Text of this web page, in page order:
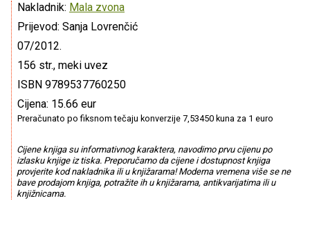
Nakladnik: Mala zvona
Prijevod: Sanja Lovrenčić
07/2012.
156 str., meki uvez
ISBN 9789537760250
Cijena: 15.66 eur
Preračunato po fiksnom tečaju konverzije 7,53450 kuna za 1 euro
Cijene knjiga su informativnog karaktera, navodimo prvu cijenu po
izlasku knjige iz tiska. Preporučamo da cijene i dostupnost knjiga
provjerite kod nakladnika ili u knjižarama! Moderna vremena više se ne
bave prodajom knjiga, potražite ih u knjižarama, antikvarijatima ili u
knjižnicama.